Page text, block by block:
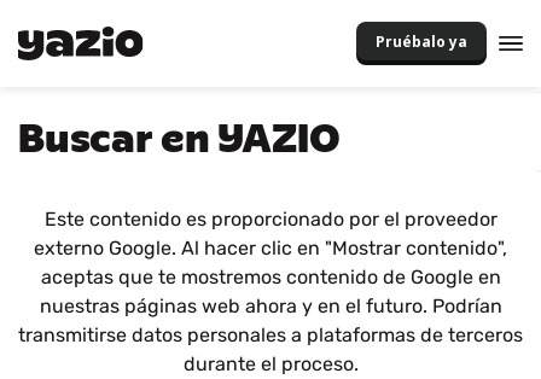
Pruébalo ya
Buscar en YAZIO
Este contenido es proporcionado por el proveedor
externo Google. Al hacer clic en "Mostrar contenido",
aceptas que te mostremos contenido de Google en
nuestras páginas web ahora y en el futuro. Podrían
transmitirse datos personales a plataformas de terceros
durante el proceso.